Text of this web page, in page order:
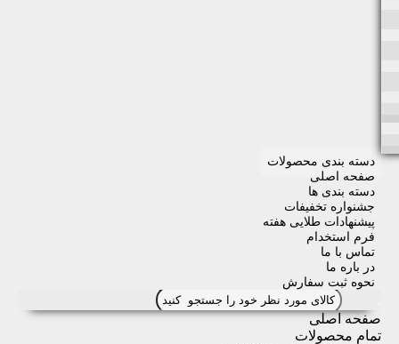
دسته بندی محصولات
صفحه اصلی
دسته بندی ها
جشنواره تخفیفات
پیشنهادات طلایی هفته
فرم استخدام
تماس با ما
در باره ما
نحوه ثبت سفارش
صفحه اصلی
تمام محصولات